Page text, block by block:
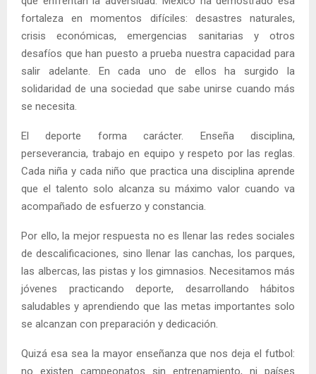
fortaleza en momentos difíciles: desastres naturales,
crisis económicas, emergencias sanitarias y otros
desafíos que han puesto a prueba nuestra capacidad para
salir adelante. En cada uno de ellos ha surgido la
solidaridad de una sociedad que sabe unirse cuando más
se necesita.
El deporte forma carácter. Enseña disciplina,
perseverancia, trabajo en equipo y respeto por las reglas.
Cada niña y cada niño que practica una disciplina aprende
que el talento solo alcanza su máximo valor cuando va
acompañado de esfuerzo y constancia.
Por ello, la mejor respuesta no es llenar las redes sociales
de descalificaciones, sino llenar las canchas, los parques,
las albercas, las pistas y los gimnasios. Necesitamos más
jóvenes practicando deporte, desarrollando hábitos
saludables y aprendiendo que las metas importantes solo
se alcanzan con preparación y dedicación.
Quizá esa sea la mayor enseñanza que nos deja el futbol:
no existen campeonatos sin entrenamiento, ni países